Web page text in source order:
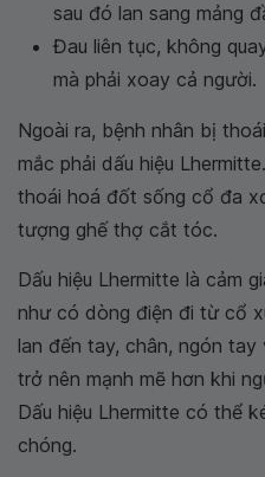
sau đó lan sang mảng
Đau liên tục, không
mà phải xoay cả người.
Ngoài ra, bệnh nhân bị
mắc phải dấu hiệu
thoái hoá đốt sống cổ đa
tượng ghế thợ cắt tóc.
Dấu hiệu Lhermitte là cảm
như có dòng điện đi từ cổ
lan đến tay, chân, ngón tay
trở nên mạnh mẽ hơn khi
Dấu hiệu Lhermitte có thể
chóng.